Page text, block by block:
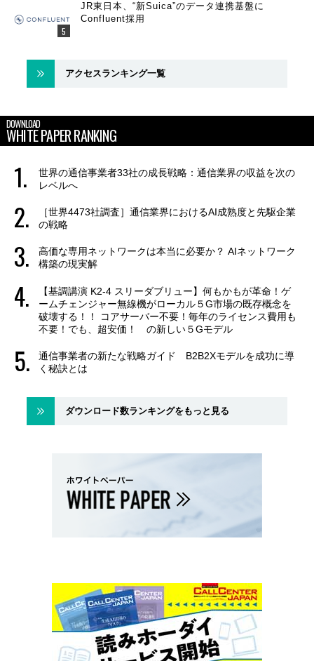
JR東日本、“新Suica”のデータ連携基盤に
Confluent採用
アクセスランキング一覧
DOWNLOAD
WHITE PAPER RANKING
世界の通信事業者33社の成長戦略：通信業界の収益を次の
レベルへ
［世界4473社調査］通信業界におけるAI成熟度と先駆企業
の戦略
高価な専用ネットワークは本当に必要か？ AIネットワーク
構築の現実解
【基調講演 K2-4 スリーダブリュー】何もかもが革命！ゲ
ームチェンジャー無線機がローカル５G市場の既存概念を
破壊する！！ コアサーバー不要！毎年のライセンス費用も
不要！でも、超安価！ の新しい５Gモデル
通信事業者の新たな戦略ガイド B2B2Xモデルを成功に導
く秘訣とは
ダウンロード数ランキングをもっと見る